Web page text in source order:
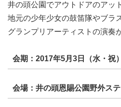
井の頭公園でアウトドアのアッ
地元の少年少女の鼓笛隊やブラ
グランプリアーティストの演奏
会期：2017年5月3日（水・祝）
会場：井の頭恩賜公園野外ス